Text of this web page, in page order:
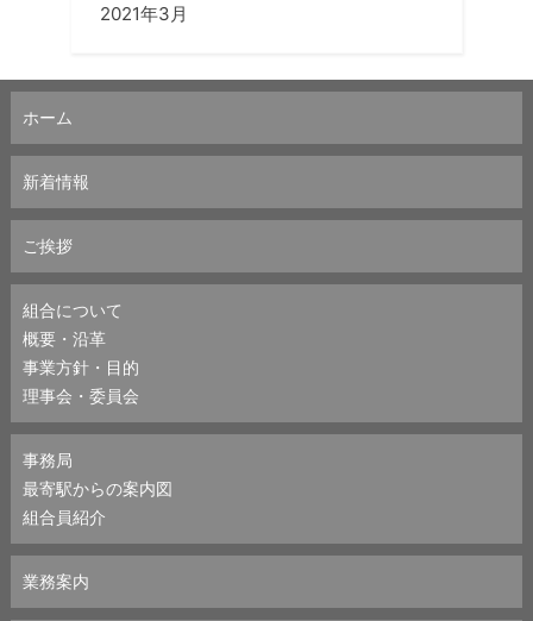
2021年3月
ホーム
新着情報
ご挨拶
組合について
概要・沿革
事業方針・目的
理事会・委員会
事務局
最寄駅からの案内図
組合員紹介
業務案内